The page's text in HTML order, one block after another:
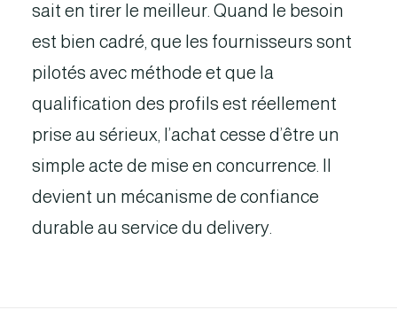
sait en tirer le meilleur. Quand le besoin
est bien cadré, que les fournisseurs sont
pilotés avec méthode et que la
qualification des profils est réellement
prise au sérieux, l’achat cesse d’être un
simple acte de mise en concurrence. Il
devient un mécanisme de confiance
durable au service du delivery.